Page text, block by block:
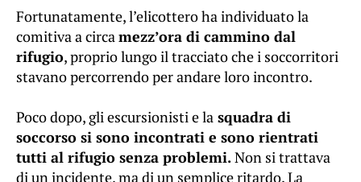
Fortunatamente, l’elicottero ha individuato la
comitiva a circa mezz’ora di cammino dal
rifugio, proprio lungo il tracciato che i soccorritori
stavano percorrendo per andare loro incontro.
Poco dopo, gli escursionisti e la squadra di
soccorso si sono incontrati e sono rientrati
tutti al rifugio senza problemi.Non si trattava
di un incidente, ma di un semplice ritardo. La